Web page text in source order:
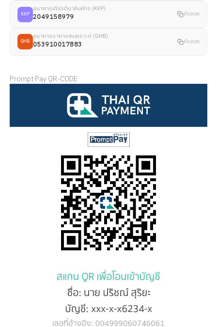
KKP
ธนาคารเกียรตินาคินภัทร (KKP)
2049158979 คัดลอก
GHB
ธนาคารอาคารสงเคราะห์ (GHB)
053910017883 คัดลอก
Prompt Pay QR-CODE